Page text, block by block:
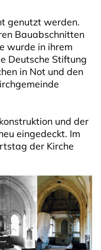
genutzt werden.
Bauabschnitten
wurde in ihrem
Deutsche Stiftung
in Not und den
und der
eingedeckt. Im
der Kirche